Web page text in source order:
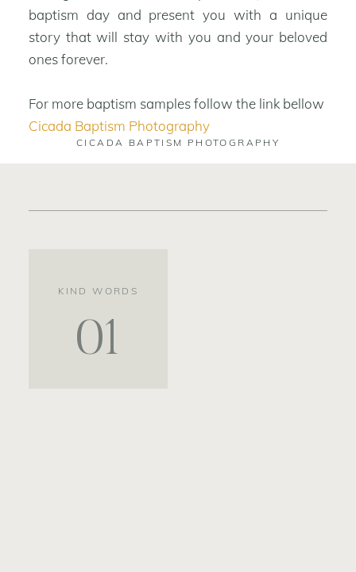
baptism day and present you with a unique
story that will stay with you and your beloved
ones forever.
For more baptism samples follow the link bellow
Cicada Baptism Photography
CICADA BAPTISM PHOTOGRAPHY
KIND WORDS
01